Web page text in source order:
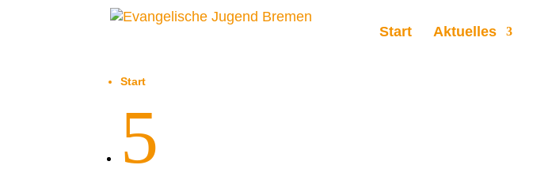
Start Aktuelles
Start
5